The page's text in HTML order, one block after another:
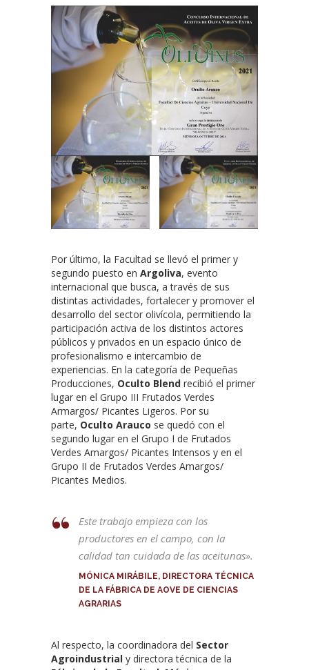
Por último, la Facultad se llevó el primer y
segundo puesto en Argoliva, evento
internacional que busca, a través de sus
distintas actividades, fortalecer y promover el
desarrollo del sector olivícola, permitiendo la
participación activa de los distintos actores
públicos y privados en un espacio único de
profesionalismo e intercambio de
experiencias. En la categoría de Pequeñas
Producciones, Oculto Blend recibió el primer
lugar en el Grupo III Frutados Verdes
Armargos/ Picantes Ligeros. Por su
parte, Oculto Arauco se quedó con el
segundo lugar en el Grupo I de Frutados
Verdes Amargos/ Picantes Intensos y en el
Grupo II de Frutados Verdes Amargos/
Picantes Medios.
Este trabajo empieza con los
productores en el campo, con la
calidad tan cuidada de las aceitunas».
MÓNICA MIRÁBILE, DIRECTORA TÉCNICA
DE LA FÁBRICA DE AOVE DE CIENCIAS
AGRARIAS
Al respecto, la coordinadora del Sector
Agroindustrial y directora técnica de la